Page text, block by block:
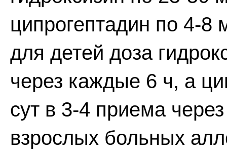
ципрогептадин по 4-8
для детей доза
через каждые 6 ч, а
сут в 3-4 приема
взрослых больных